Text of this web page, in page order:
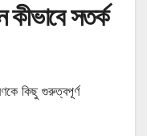
কীভাবে সতর্ক
কিছু গুরুত্বপূর্ণ